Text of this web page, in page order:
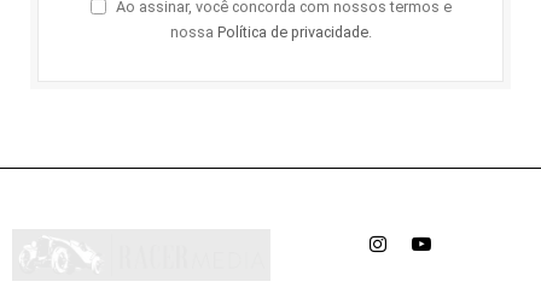
Ao assinar, você concorda com nossos termos e
nossa Política de privacidade.
InstagramYouTube